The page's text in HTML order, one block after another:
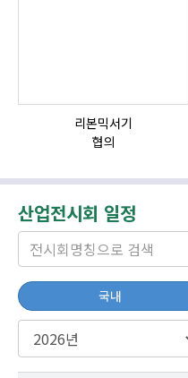
리본믹서기
협의
산업전시회 일정
국내